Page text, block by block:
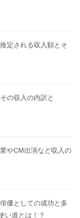
定される収入額とそ
の収入の内訳と
やCM出演など収入の
優としての成功と多
い道とは！？